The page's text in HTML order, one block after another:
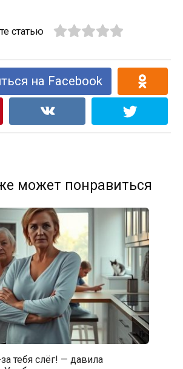
статью
на Facebook
может понравиться
тебя слёг! — давила